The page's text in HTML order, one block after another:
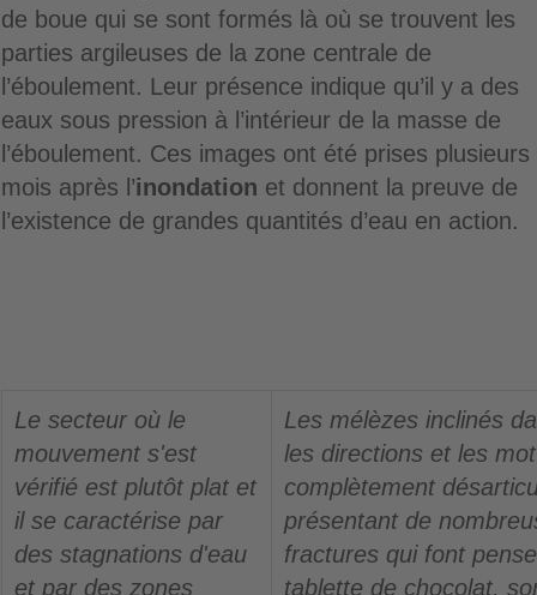
de boue qui se sont formés là où se trouvent les
parties argileuses de la zone centrale de
l’éboulement. Leur présence indique qu’il y a des
eaux sous pression à l’intérieur de la masse de
l’éboulement. Ces images ont été prises plusieurs
mois après l’inondation et donnent la preuve de
l’existence de grandes quantités d’eau en action.
Le secteur où le
mouvement s'est
vérifié est plutôt plat et
il se caractérise par
des stagnations d'eau
et par des zones
Les mélèzes inclinés
les directions et les
complètement
présentant de
fractures qui font
tablette de chocolat,